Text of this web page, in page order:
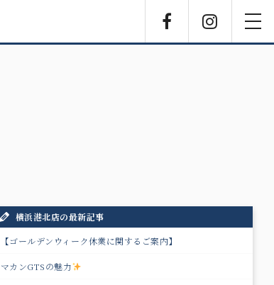
横浜港北店の最新記事
【ゴールデンウィーク休業に関するご案内】
マカンGTSの魅力